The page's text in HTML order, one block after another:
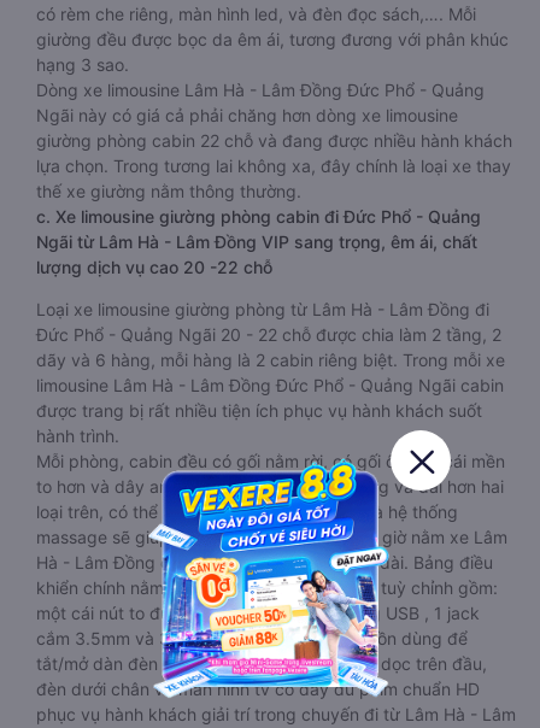
có rèm che riêng, màn hình led, và đèn đọc sách,…. Mỗi
giường đều được bọc da êm ái, tương đương với phân khúc
hạng 3 sao.
Dòng xe limousine Lâm Hà - Lâm Đồng Đức Phổ - Quảng
Ngãi này có giá cả phải chăng hơn dòng xe limousine
giường phòng cabin 22 chỗ và đang được nhiều hành khách
lựa chọn. Trong tương lai không xa, đây chính là loại xe thay
thế xe giường nằm thông thường.
c. Xe limousine giường phòng cabin đi Đức Phổ - Quảng
Ngãi từ Lâm Hà - Lâm Đồng VIP sang trọng, êm ái, chất
lượng dịch vụ cao 20 -22 chỗ
Loại xe limousine giường phòng từ Lâm Hà - Lâm Đồng đi
Đức Phổ - Quảng Ngãi 20 - 22 chỗ được chia làm 2 tầng, 2
dãy và 6 hàng, mỗi hàng là 2 cabin riêng biệt. Trong mỗi xe
limousine Lâm Hà - Lâm Đồng Đức Phổ - Quảng Ngãi cabin
được trang bị rất nhiều tiện ích phục vụ hành khách suốt
hành trình.
Mỗi phòng, cabin đều có gối nằm rời, có gối ôm, có cái mền
to hơn và dây an toàn seat belt. Giường rộng và dài hơn hai
loại trên, có thể lăn lộn thoải mái. Đặc biệt là hệ thống
massage sẽ giúp bạn thư giãn trong những giờ nằm xe Lâm
Hà - Lâm Đồng đến Đức Phổ - Quảng Ngãi dài. Bảng điều
khiển chính nằm ngay cạnh đầu để tiện tay tuỳ chỉnh gồm:
một cái nút to đùng để gọi tiếp viên, 2 cổng USB , 1 jack
cắm 3.5mm và 3 cái nút có biểu tượng nguồn dùng để
tắt/mở dàn đèn chính của buồng nằm chạy dọc trên đầu,
đèn dưới chân và màn hình tv có đầy đủ phim chuẩn HD
phục vụ hành khách giải trí trong chuyến đi từ Lâm Hà - Lâm